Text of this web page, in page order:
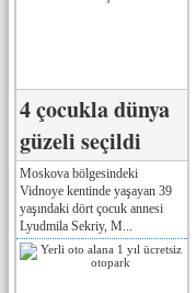
4 çocukla dünya
güzeli seçildi
Moskova bölgesindeki
Vidnoye kentinde yaşayan 39
yaşındaki dört çocuk annesi
Lyudmila Sekriy, M...